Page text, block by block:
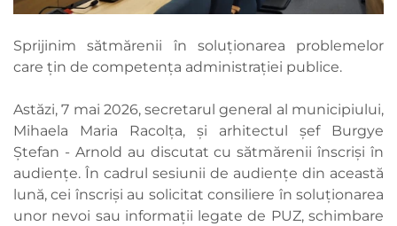
Sprijinim sătmărenii în soluționarea problemelor
care țin de competența administrației publice.
Astăzi, 7 mai 2026, secretarul general al municipiului,
Mihaela Maria Racolța, și arhitectul șef Burgye
Ștefan - Arnold au discutat cu sătmărenii înscriși în
audiențe. În cadrul sesiunii de audiențe din această
lună, cei înscriși au solicitat consiliere în soluționarea
unor nevoi sau informații legate de PUZ, schimbare